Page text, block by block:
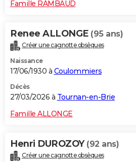
Famille RAMBAUD
Renee ALLONGE (95 ans)
Créer une cagnotte obsèques
Naissance
17/06/1930 à Coulommiers
Décès
27/03/2026 à Tournan-en-Brie
Famille ALLONGE
Henri DUROZOY (92 ans)
Créer une cagnotte obsèques